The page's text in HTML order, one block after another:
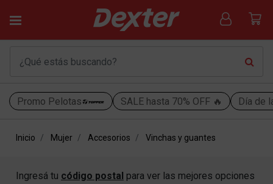
Promo Pelotas SALE hasta 70% OFF 🔥 Día de
Inicio Mujer Accesorios Vinchas y guantes
Ingresá tu código postal para ver las mejores opciones